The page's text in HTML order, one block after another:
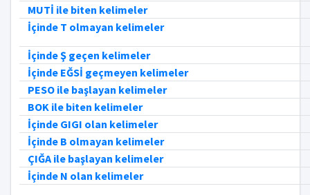
MUTİ ile biten kelimeler
İçinde T olmayan kelimeler
İçinde Ş geçen kelimeler
İçinde EĞSİ geçmeyen kelimeler
PESO ile başlayan kelimeler
BOK ile biten kelimeler
İçinde GIGI olan kelimeler
İçinde B olmayan kelimeler
ÇIĞA ile başlayan kelimeler
İçinde N olan kelimeler